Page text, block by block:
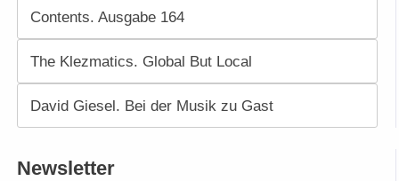
Contents. Ausgabe 164
The Klezmatics. Global But Local
David Giesel. Bei der Musik zu Gast
Newsletter